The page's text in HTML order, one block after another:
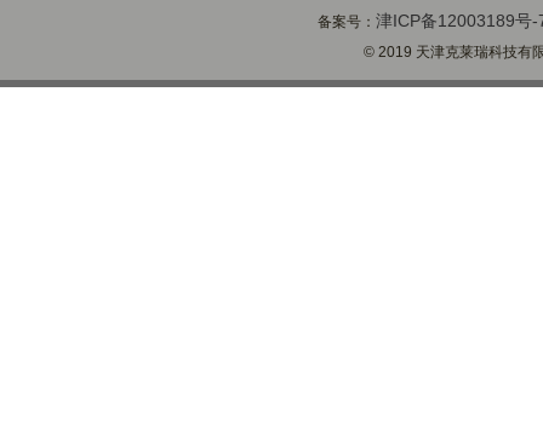
备案号：津ICP备12003189号-
© 2019 天津克莱瑞科技有